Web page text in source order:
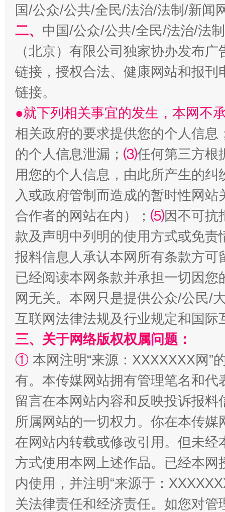
“刷贴”乱象丛生
生
揭批美国五大"原罪" "
解纷+调解+退费，一次搞定
国/公众/公共/全民/法治/法制/新闻
二、 中国/公众/公共/全民/法治/法
（北京）有限公司独家协办发布
链接，授权合法、健康网站和报
链接。
●就下列相关事宜的发生，本网不
相关政府的要求提供您的个人信息
的个人信息泄漏； ⑶任何第三方根
用您的个人信息，由此所产生的纠
入或政府管制而造成的暂时性网
合作者的网站在内）； ⑸因不可抗
款及声明中列明的使用方式或免责
报料信息人承认本网所有条款方
已经阅读本网条款并承担一切因
网无关。本网只是提供公众/公民/
互联网法律法规及行业规定和国
三、关于网络版权权属问题：
① 本网注明“来源：XXXXXXX网”
有。本传媒网站拥有管理笔名和
留言在本网站内容和反映投诉报
所属网站的一切权力。你在本传
在网站内转载或修改引用。但未
方式使用本网上述作品。已经本
内使用，并注明“来源于：
关法律责任和经济责任。如您对